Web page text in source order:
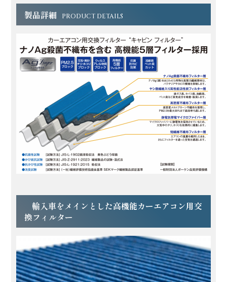
製品詳細 PRODUCT DETAILS
輸入車をメインとした高機能カーエアコン用交
換フィルター